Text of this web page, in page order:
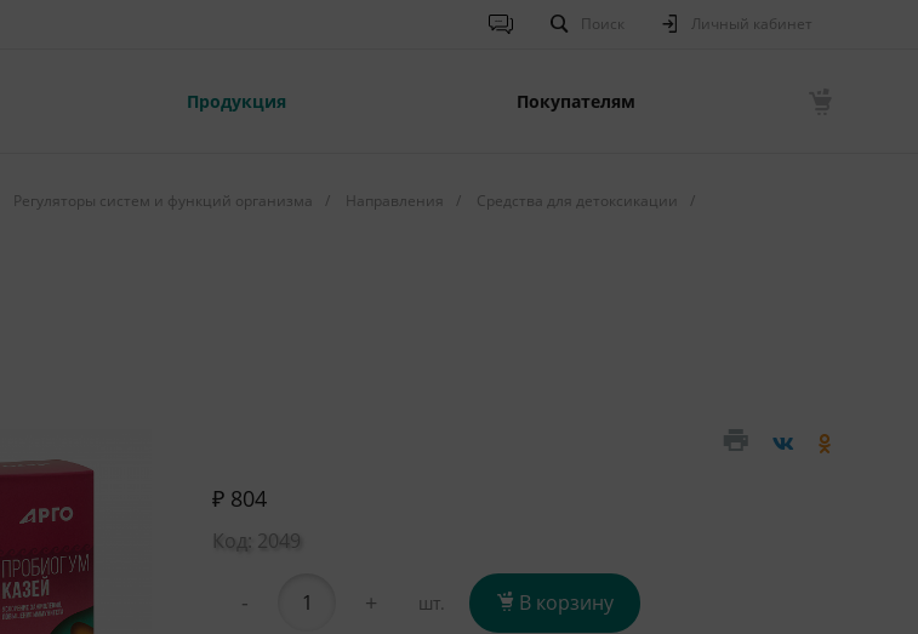
Поиск Личный кабинет
Продукция Покупателям
Регуляторы систем и функций организма / Направления / Средства для детоксикации
/
₽ 804
Код: 2049
- + шт. В корзину